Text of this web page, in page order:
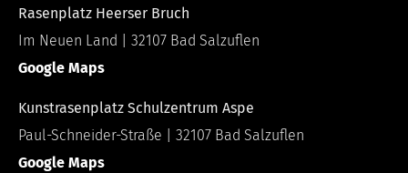
Rasenplatz Heerser Bruch
Im Neuen Land | 32107 Bad Salzuflen
Google Maps
Kunstrasenplatz Schulzentrum Aspe
Paul-Schneider-Straße | 32107 Bad Salzuflen
Google Maps